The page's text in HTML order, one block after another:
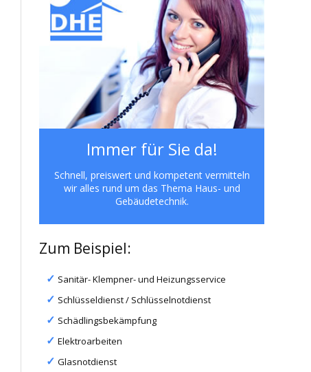
Immer für Sie da!
Schnell, preiswert und kompetent vermitteln
wir alles rund um das Thema Haus- und
Gebäudetechnik.
Zum Beispiel:
Sanitär- Klempner- und Heizungsservice
Schlüsseldienst / Schlüsselnotdienst
Schädlingsbekämpfung
Elektroarbeiten
Glasnotdienst